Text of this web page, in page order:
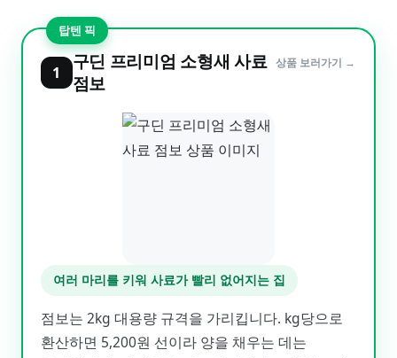
탑텐 픽
1
구딘 프리미엄 소형새 사료
점보
상품 보러가기 →
여러 마리를 키워 사료가 빨리 없어지는 집
점보는 2kg 대용량 규격을 가리킵니다. kg당으로
환산하면 5,200원 선이라 양을 채우는 데는